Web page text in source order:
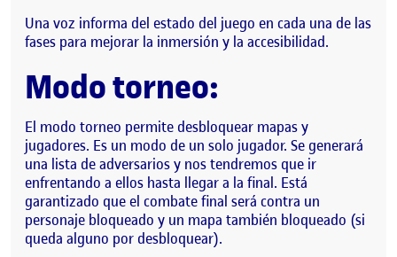
Una voz informa del estado del juego en cada una de las
fases para mejorar la inmersión y la accesibilidad.
Modo torneo:
El modo torneo permite desbloquear mapas y
jugadores. Es un modo de un solo jugador. Se generará
una lista de adversarios y nos tendremos que ir
enfrentando a ellos hasta llegar a la final. Está
garantizado que el combate final será contra un
personaje bloqueado y un mapa también bloqueado (si
queda alguno por desbloquear).